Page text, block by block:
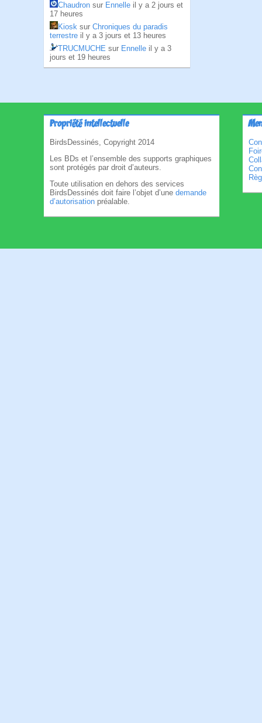
Chaudron sur Ennelle il y a 2 jours et
17 heures
Kiosk sur Chroniques du paradis
terrestre il y a 3 jours et 13 heures
TRUCMUCHE sur Ennelle il y a 3
jours et 19 heures
Propriété intellectuelle
BirdsDessinés, Copyright 2014
Les BDs et l’ensemble des supports graphiques
sont protégés par droit d’auteurs.
Toute utilisation en dehors des services
BirdsDessinés doit faire l’objet d’une demande
d’autorisation préalable.